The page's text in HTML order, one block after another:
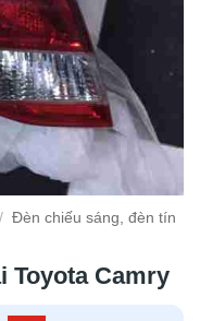
/ Đèn chiếu sáng, đèn tín
Toyota Camry